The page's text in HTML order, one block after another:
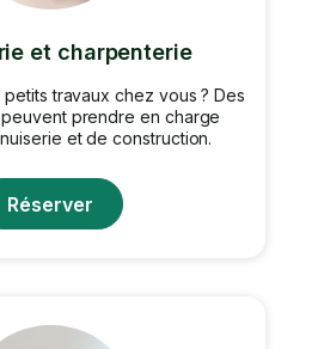
et charpenterie
travaux chez vous ? Des
prendre en charge
et de construction.
Réserver